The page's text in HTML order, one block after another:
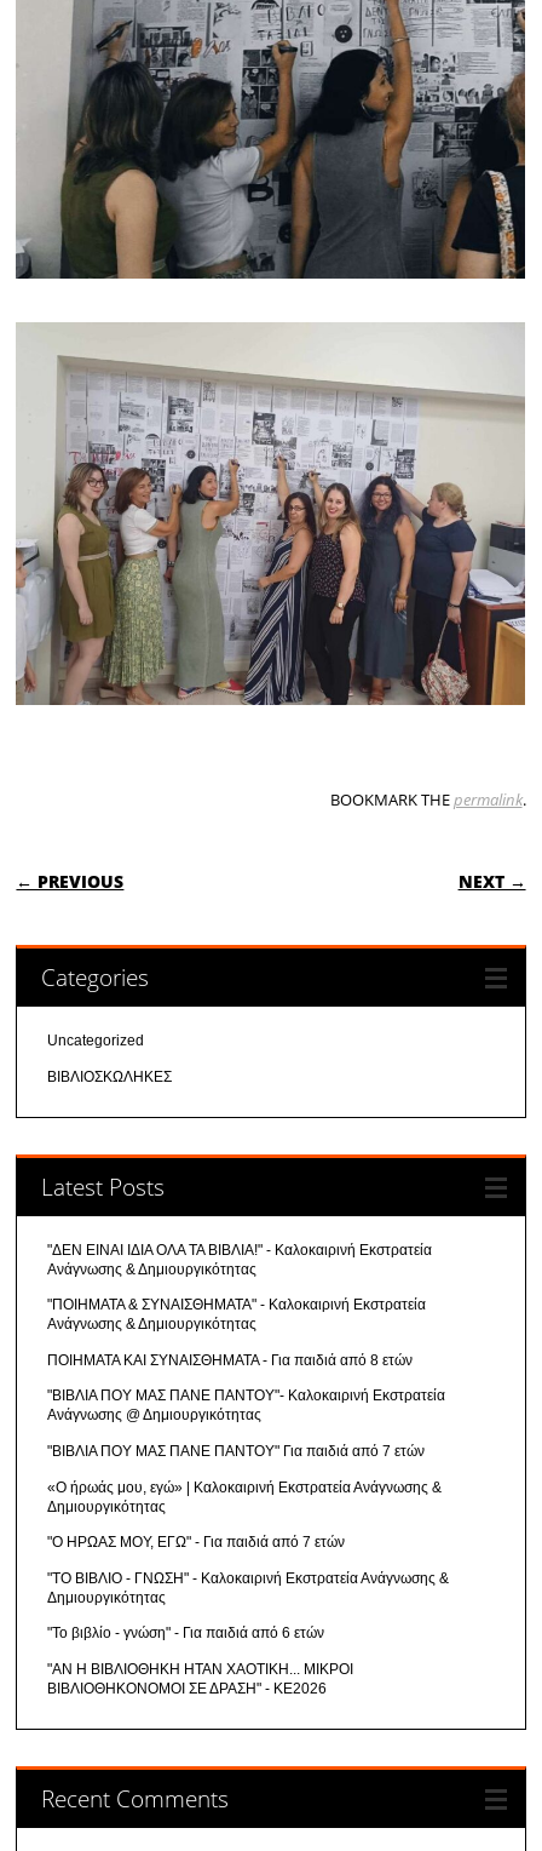
BOOKMARK THEpermalink.
POST NAVIGATION
← PREVIOUS NEXT →
Categories
Uncategorized
ΒΙΒΛΙΟΣΚΩΛΗΚΕΣ
Latest Posts
"ΔΕΝ ΕΙΝΑΙ ΙΔΙΑ ΟΛΑ ΤΑ ΒΙΒΛΙΑ!" - Καλοκαιρινή Εκστρατεία
Ανάγνωσης & Δημιουργικότητας
"ΠΟΙΗΜΑΤΑ & ΣΥΝΑΙΣΘΗΜΑΤΑ" - Καλοκαιρινή Εκστρατεία
Ανάγνωσης & Δημιουργικότητας
ΠΟΙΗΜΑΤΑ ΚΑΙ ΣΥΝΑΙΣΘΗΜΑΤΑ - Για παιδιά από 8 ετών
"ΒΙΒΛΙΑ ΠΟΥ ΜΑΣ ΠΑΝΕ ΠΑΝΤΟΥ"- Καλοκαιρινή Εκστρατεία
Ανάγνωσης @ Δημιουργικότητας
"ΒΙΒΛΙΑ ΠΟΥ ΜΑΣ ΠΑΝΕ ΠΑΝΤΟΥ" Για παιδιά από 7 ετών
«Ο ήρωάς μου, εγώ» | Καλοκαιρινή Εκστρατεία Ανάγνωσης &
Δημιουργικότητας
"Ο ΗΡΩΑΣ ΜΟΥ, ΕΓΩ" - Για παιδιά από 7 ετών
"ΤΟ ΒΙΒΛΙΟ - ΓΝΩΣΗ" - Καλοκαιρινή Εκστρατεία Ανάγνωσης &
Δημιουργικότητας
"Το βιβλίο - γνώση" - Για παιδιά από 6 ετών
"ΑΝ Η ΒΙΒΛΙΟΘΗΚΗ ΗΤΑΝ ΧΑΟΤΙΚΗ... ΜΙΚΡΟΙ
ΒΙΒΛΙΟΘΗΚΟΝΟΜΟΙ ΣΕ ΔΡΑΣΗ" - ΚΕ2026
Recent Comments